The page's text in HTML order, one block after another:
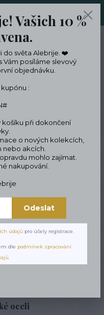
Hledat
náramky
Boho & hippie
oceli
Vašich 10 %
do světa Alebrije. ❤️
posíláme slevový
objednávku.
:
košíku při dokončení
o nových kolekcích,
nebo akcích.
mohlo zajímat.
nakupování.
Odeslat
údajů pro účely registrace.
dle podmínek zpracování
.